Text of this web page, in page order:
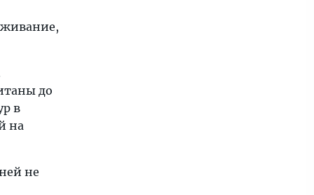
до
в
на
не